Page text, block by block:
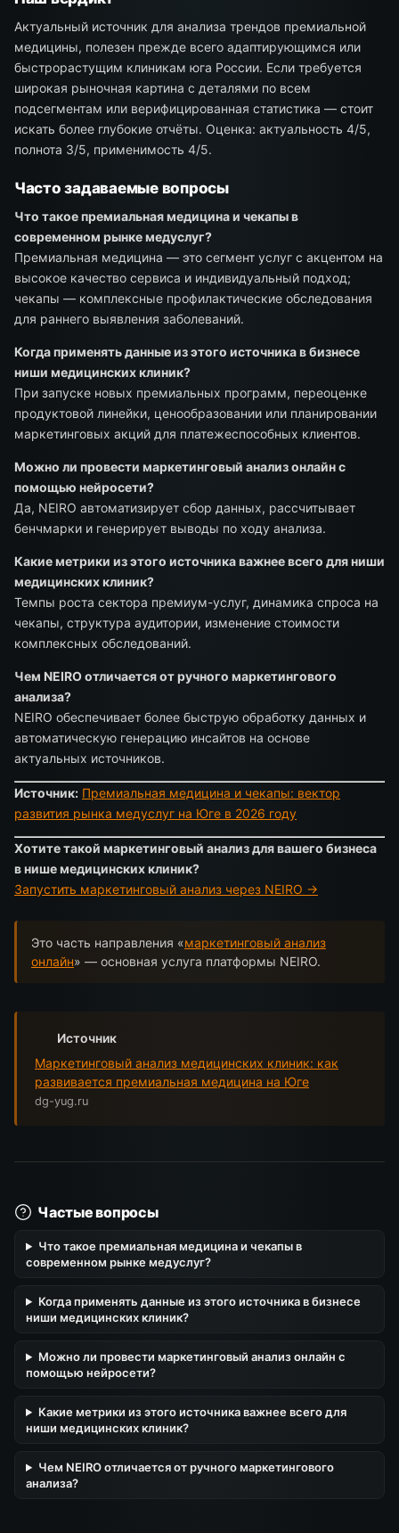
Актуальный источник для анализа трендов премиальной
медицины, полезен прежде всего адаптирующимся или
быстрорастущим клиникам юга России. Если требуется
широкая рыночная картина с деталями по всем
подсегментам или верифицированная статистика — стоит
искать более глубокие отчёты. Оценка: актуальность 4/5,
полнота 3/5, применимость 4/5.
Часто задаваемые вопросы
Что такое премиальная медицина и чекапы в
современном рынке медуслуг?
Премиальная медицина — это сегмент услуг с акцентом на
высокое качество сервиса и индивидуальный подход;
чекапы — комплексные профилактические обследования
для раннего выявления заболеваний.
Когда применять данные из этого источника в бизнесе
ниши медицинских клиник?
При запуске новых премиальных программ, переоценке
продуктовой линейки, ценообразовании или планировании
маркетинговых акций для платежеспособных клиентов.
Можно ли провести маркетинговый анализ онлайн с
помощью нейросети?
Да, NEIRO автоматизирует сбор данных, рассчитывает
бенчмарки и генерирует выводы по ходу анализа.
Какие метрики из этого источника важнее всего для ниши
медицинских клиник?
Темпы роста сектора премиум-услуг, динамика спроса на
чекапы, структура аудитории, изменение стоимости
комплексных обследований.
Чем NEIRO отличается от ручного маркетингового
анализа?
NEIRO обеспечивает более быструю обработку данных и
автоматическую генерацию инсайтов на основе
актуальных источников.
Источник: Премиальная медицина и чекапы: вектор
развития рынка медуслуг на Юге в 2026 году
Хотите такой маркетинговый анализ для вашего бизнеса
в нише медицинских клиник?
Запустить маркетинговый анализ через NEIRO →
Это часть направления «маркетинговый анализ
онлайн» — основная услуга платформы NEIRO.
Источник
Маркетинговый анализ медицинских клиник: как
развивается премиальная медицина на Юге
dg-yug.ru
Частые вопросы
Что такое премиальная медицина и чекапы в
современном рынке медуслуг?
Когда применять данные из этого источника в бизнесе
ниши медицинских клиник?
Можно ли провести маркетинговый анализ онлайн с
помощью нейросети?
Какие метрики из этого источника важнее всего для
ниши медицинских клиник?
Чем NEIRO отличается от ручного маркетингового
анализа?